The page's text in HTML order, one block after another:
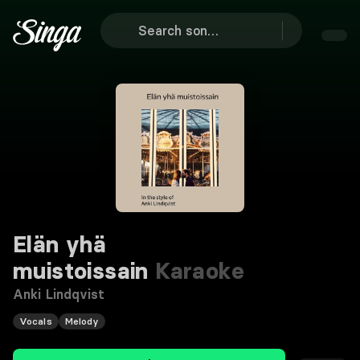
Elän yhä
muistoissain Karaoke
Anki Lindqvist
Vocals Melody